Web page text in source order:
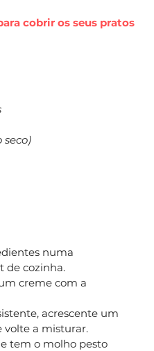
cobrir os seus pratos
seco)
numa
de cozinha.
creme com a
acrescente um
volte a misturar.
tem o molho pesto